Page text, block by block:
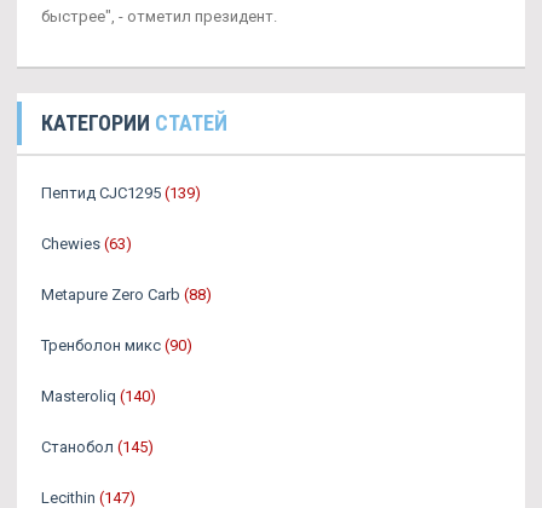
быстрее", - отметил президент.
КАТЕГОРИИ СТАТЕЙ
Пептид CJC1295 (139)
Chewies (63)
Metapure Zero Carb (88)
Тренболон микс (90)
Masteroliq (140)
Станобол (145)
Lecithin (147)